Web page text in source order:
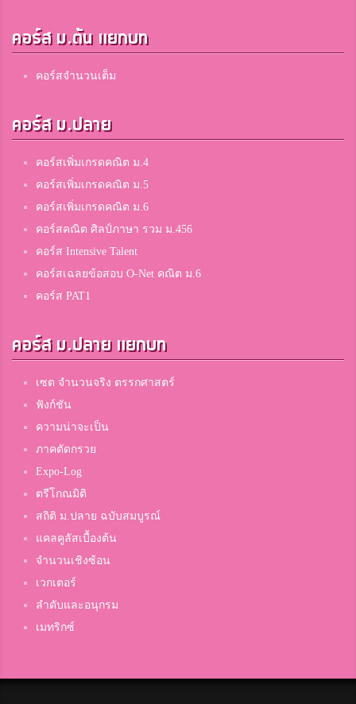
คอร์ส ม.ต้น แยกบท
คอร์สจำนวนเต็ม
คอร์ส ม.ปลาย
คอร์สเพิ่มเกรดคณิต ม.4
คอร์สเพิ่มเกรดคณิต ม.5
คอร์สเพิ่มเกรดคณิต ม.6
คอร์สคณิต ศิลป์ภาษา รวม ม.456
คอร์ส Intensive Talent
คอร์สเฉลยข้อสอบ O-Net คณิต ม.6
คอร์ส PAT1
คอร์ส ม.ปลาย แยกบท
เซต จำนวนจริง ตรรกศาสตร์
ฟังก์ชัน
ความน่าจะเป็น
ภาคตัดกรวย
Expo-Log
ตรีโกณมิติ
สถิติ ม.ปลาย ฉบับสมบูรณ์
แคลคูลัสเบื้องต้น
จำนวนเชิงซ้อน
เวกเตอร์
ลำดับและอนุกรม
เมทริกซ์